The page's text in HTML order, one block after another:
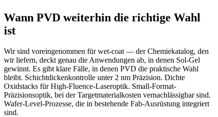
Wann PVD weiterhin die richtige Wahl
ist
Wir sind voreingenommen für wet-coat — der Chemiekatalog, den
wir liefern, deckt genau die Anwendungen ab, in denen Sol-Gel
gewinnt. Es gibt klare Fälle, in denen PVD die praktische Wahl
bleibt. Schichtdickenkontrolle unter 2 nm Präzision. Dichte
Oxidstacks für High-Fluence-Laseroptik. Small-Format-
Präzisionsoptik, bei der Targetmaterialkosten vernachlässigbar sind.
Wafer-Level-Prozesse, die in bestehende Fab-Ausrüstung integriert
sind.